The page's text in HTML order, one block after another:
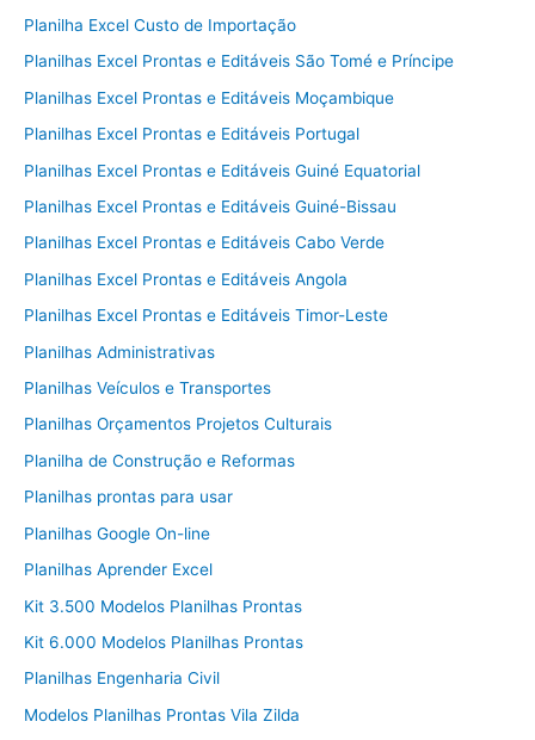
Planilha Excel Custo de Importação
Planilhas Excel Prontas e Editáveis São Tomé e Príncipe
Planilhas Excel Prontas e Editáveis Moçambique
Planilhas Excel Prontas e Editáveis Portugal
Planilhas Excel Prontas e Editáveis Guiné Equatorial
Planilhas Excel Prontas e Editáveis Guiné-Bissau
Planilhas Excel Prontas e Editáveis Cabo Verde
Planilhas Excel Prontas e Editáveis Angola
Planilhas Excel Prontas e Editáveis Timor-Leste
Planilhas Administrativas
Planilhas Veículos e Transportes
Planilhas Orçamentos Projetos Culturais
Planilha de Construção e Reformas
Planilhas prontas para usar
Planilhas Google On-line
Planilhas Aprender Excel
Kit 3.500 Modelos Planilhas Prontas
Kit 6.000 Modelos Planilhas Prontas
Planilhas Engenharia Civil
Modelos Planilhas Prontas Vila Zilda